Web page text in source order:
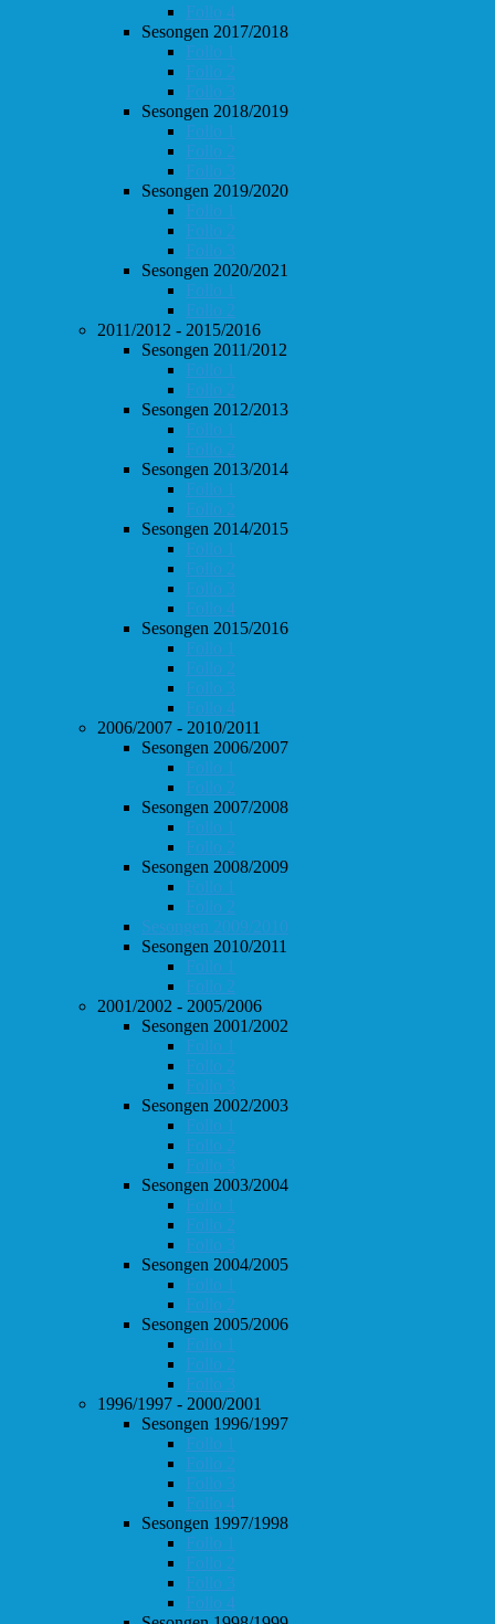
Follo 4
Sesongen 2017/2018
Follo 1
Follo 2
Follo 3
Sesongen 2018/2019
Follo 1
Follo 2
Follo 3
Sesongen 2019/2020
Follo 1
Follo 2
Follo 3
Sesongen 2020/2021
Follo 1
Follo 2
2011/2012 - 2015/2016
Sesongen 2011/2012
Follo 1
Follo 2
Sesongen 2012/2013
Follo 1
Follo 2
Sesongen 2013/2014
Follo 1
Follo 2
Sesongen 2014/2015
Follo 1
Follo 2
Follo 3
Follo 4
Sesongen 2015/2016
Follo 1
Follo 2
Follo 3
Follo 4
2006/2007 - 2010/2011
Sesongen 2006/2007
Follo 1
Follo 2
Sesongen 2007/2008
Follo 1
Follo 2
Sesongen 2008/2009
Follo 1
Follo 2
Sesongen 2009/2010
Sesongen 2010/2011
Follo 1
Follo 2
2001/2002 - 2005/2006
Sesongen 2001/2002
Follo 1
Follo 2
Follo 3
Sesongen 2002/2003
Follo 1
Follo 2
Follo 3
Sesongen 2003/2004
Follo 1
Follo 2
Follo 3
Sesongen 2004/2005
Follo 1
Follo 2
Sesongen 2005/2006
Follo 1
Follo 2
Follo 3
1996/1997 - 2000/2001
Sesongen 1996/1997
Follo 1
Follo 2
Follo 3
Follo 4
Sesongen 1997/1998
Follo 1
Follo 2
Follo 3
Follo 4